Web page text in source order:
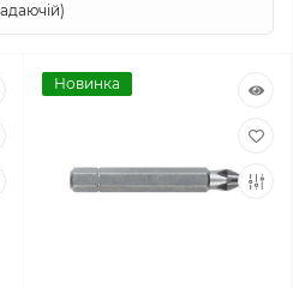
Новинка